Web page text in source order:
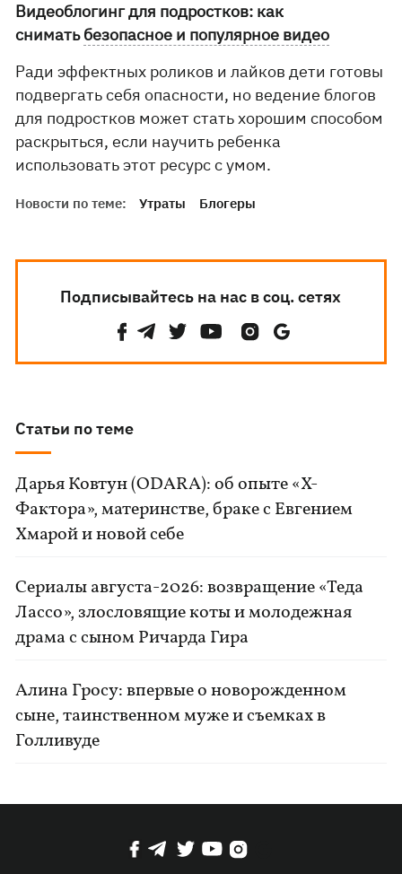
Видеоблогинг для подростков: как
сниматьбезопасное и популярное видео
Ради эффектных роликов и лайков дети готовы
подвергать себя опасности, но ведение блогов
для подростков может стать хорошим способом
раскрыться, если научить ребенка
использовать этот ресурс с умом.
Новости по теме: Утраты Блогеры
Подписывайтесь на нас в соц. сетях
Статьи по теме
Дарья Ковтун (ODARA): об опыте «Х-
Фактора», материнстве, браке с Евгением
Хмарой и новой себе
Сериалы августа-2026: возвращение «Теда
Лассо», злословящие коты и молодежная
драма с сыном Ричарда Гира
Алина Гросу: впервые о новорожденном
сыне, таинственном муже и съемках в
Голливуде